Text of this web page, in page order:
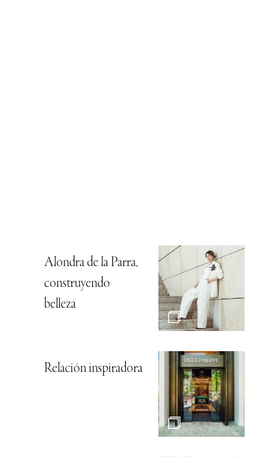
Alondra de la Parra,
construyendo
belleza
Relación inspiradora